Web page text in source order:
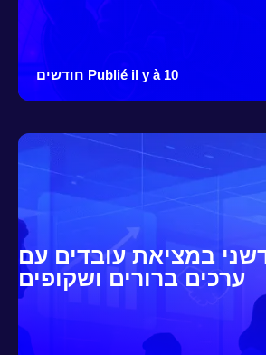
Publié il y à 10 חודשים
במציאת עובדים עם
ערכים ברורים ושקופים